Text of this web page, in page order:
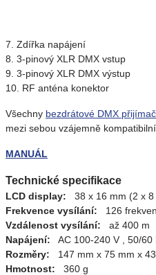
7. Zdířka napájení
8. 3-pinový XLR DMX vstup
9. 3-pinový XLR DMX výstup
10. RF anténa konektor
Všechny bezdrátové DMX
mezi sebou vzájemně kompatibilní.
MANUÁL
Technické specifikace
LCD display: 38 x 16 mm (2 x 8
Frekvence vysílání: 126
Vzdálenost vysílání: až 400 m
Napájení: AC 100-240 V , 50/60
Rozměry: 147 mm x 75 mm x
Hmotnost: 360 g